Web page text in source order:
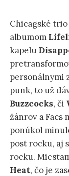
Chicagské trio
albumom
kapelu
personálnymi
punk, to už
Buzzcocks, či
žánrov a Facs
ponúkol
post rocku, aj
rocku.
Heat, čo je